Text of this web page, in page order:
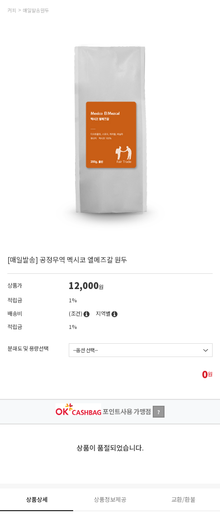
커피 매일발송원두
[매일발송] 공정무역 멕시코 엘메즈칼 원두
상품가 12,000원
적립금
1%
배송비
(조건)
지역별
적립금
1%
분쇄도 및 용량선택
0원
포인트사용 가맹점 ?
상품이 품절되었습니다.
상품상세 상품정보제공 교환/환불